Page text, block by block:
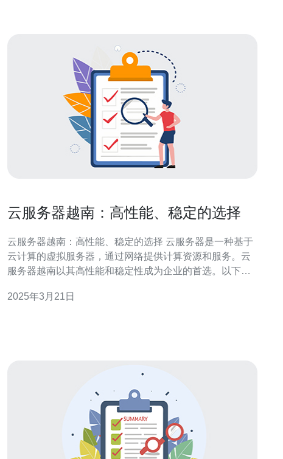
云服务器越南：高性能、稳定的选择
云服务器越南：高性能、稳定的选择 云服务器是一种基于
云计算的虚拟服务器，通过网络提供计算资源和服务。云
服务器越南以其高性能和稳定性成为企业的首选。以下是
南亚，地理位置优越。它与中国和其他东南亚国家的地理
2025年3月21日